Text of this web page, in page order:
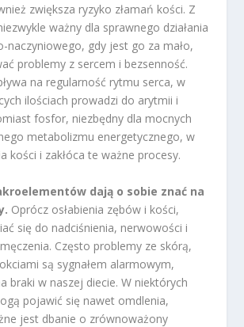
zwiększa ryzyko złamań kości. Z
ważny dla sprawnego działania
naczyniowego, gdy jest go za mało,
problemy z sercem i bezsenność.
na regularność rytmu serca, w
ilościach prowadzi do arytmii i
fosfor, niezbędny dla mocnych
metabolizmu energetycznego, w
kości i zakłóca te ważne procesy.
dają o sobie znać na
Oprócz osłabienia zębów i kości,
się do nadciśnienia, nerwowości i
Często problemy ze skórą,
są sygnałem alarmowym,
braki w naszej diecie. W niektórych
pojawić się nawet omdlenia,
jest dbanie o zrównoważony